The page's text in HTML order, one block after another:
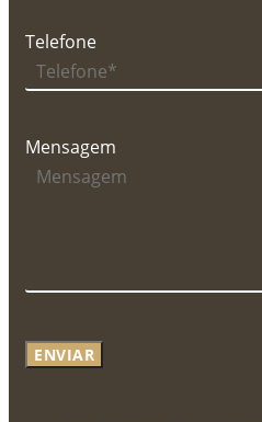
Telefone
Mensagem
ENVIAR